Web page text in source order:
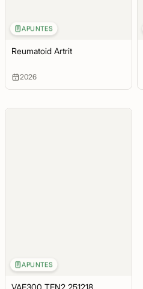
APUNTES
Reumatoid Artrit
2026
APUNTES
VAE300 TEN2 251218